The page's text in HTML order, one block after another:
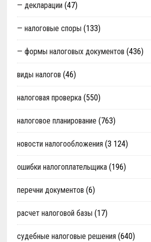
— декларации (47)
— налоговые споры (133)
— формы налоговых документов (436)
виды налогов (46)
налоговая проверка(550)
налоговое планирование (763)
новости налогообложения (3 124)
ошибки налогоплательщика(196)
перечни документов (6)
расчет налоговой базы (17)
судебные налоговые решения (640)